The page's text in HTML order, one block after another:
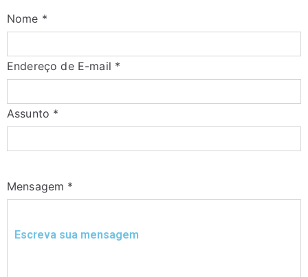
Nome *
Endereço de E-mail *
Assunto *
Mensagem *